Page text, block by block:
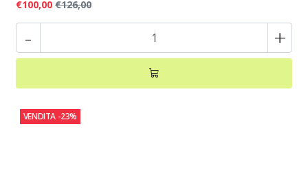
€100,00 €126,00
- +
VENDITA -23%